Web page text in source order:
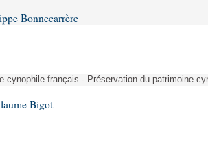
Bonnecarrère
cynophile français - Préservation du patrimoine
Bigot